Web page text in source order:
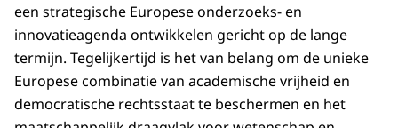
een strategische Europese onderzoeks- en
innovatieagenda ontwikkelen gericht op de lange
termijn. Tegelijkertijd is het van belang om de unieke
Europese combinatie van academische vrijheid en
democratische rechtsstaat te beschermen en het